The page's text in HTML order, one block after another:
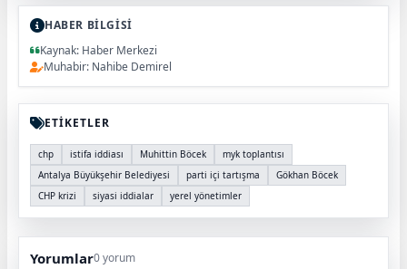
HABER BİLGİSİ
Kaynak: Haber Merkezi
Muhabir: Nahibe Demirel
ETİKETLER
chp istifa iddiası Muhittin Böcek
myk toplantısı
Antalya Büyükşehir Belediyesi
parti içi tartışma
Gökhan Böcek
CHP krizi
siyasi iddialar yerel yönetimler
Yorumlar0 yorum